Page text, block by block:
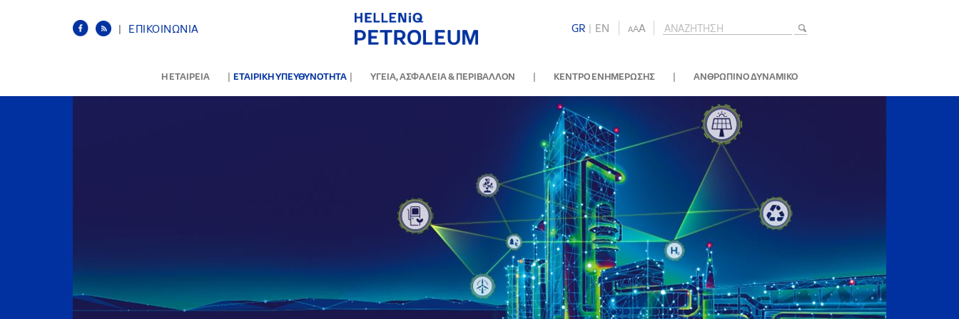
| ΕΠΙΚΟΙΝΩΝΙΑ GR | ΕΝ AAA
Η ΕΤΑΙΡΕΙΑ | ΕΤΑΙΡΙΚΗ ΥΠΕΥΘΥΝΟΤΗΤΑ | ΥΓΕΙΑ, ΑΣΦΑΛΕΙΑ & ΠΕΡΙΒΑΛΛΟΝ | ΚΕΝΤΡΟ ΕΝΗΜΕΡΩΣΗΣ | ΑΝΘΡΩΠΙΝΟ ΔΥΝΑΜΙΚΟ